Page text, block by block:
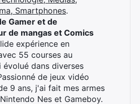
Smartphones.
Gamer et de
de mangas et Comics
expérience en
55 courses au
évolué dans diverses
de jeux vidéo
9 ans, j'ai fait mes armes
Nes et Gameboy.